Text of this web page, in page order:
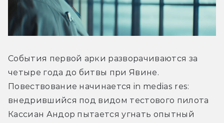
События первой арки разворачиваются за
четыре года до битвы при Явине.
Повествование начинается in medias res:
внедрившийся под видом тестового пилота
Кассиан Андор пытается угнать опытный